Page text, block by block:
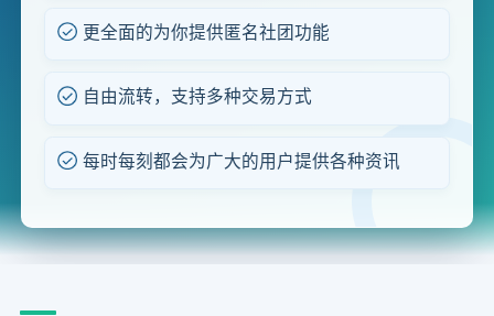
更全面的为你提供匿名社团功能
自由流转，支持多种交易方式
每时每刻都会为广大的用户提供各种资讯